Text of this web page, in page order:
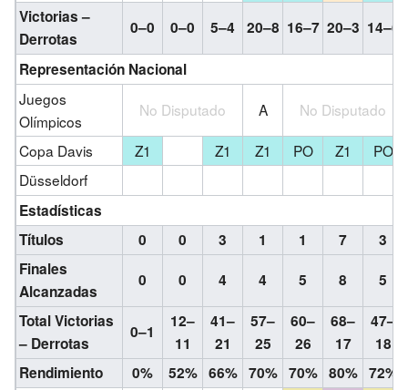
Victorias –
Derrotas
0–0 0–0 5–4 20–8 16–7 20–3 14–6
Representación Nacional
Juegos
Olímpicos
No Disputado A No Disputado
Copa Davis Z1 Z1 Z1 PO Z1
PO
Düsseldorf
Estadísticas
Títulos
0 0 3 1 1 7
3
Finales
Alcanzadas
0 0 4 4 5 8 5
Total Victorias
– Derrotas
0–1
12–
11
41–
21
57–
25
60–
26
68–
17
47–
18
Rendimiento
0% 52% 66% 70% 70% 80% 72%